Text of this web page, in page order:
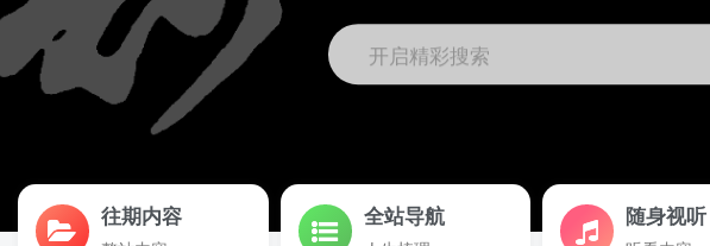
开启精彩搜索
往期内容 全站导航 随身视听